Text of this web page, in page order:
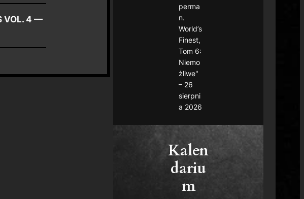
VOL. 4 —
perma
n.
World’s
Finest,
Tom 6:
Niemo
żliwe"
– 26
sierpni
a 2026
Kalen
dariu
m